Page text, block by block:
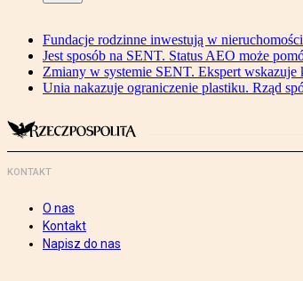
Fundacje rodzinne inwestują w
Jest sposób na SENT. Status AEO może
Zmiany w systemie SENT. Ekspert wskazuje
Unia nakazuje ograniczenie plastiku. Rząd
KONTAKT
O nas
Kontakt
Napisz do nas